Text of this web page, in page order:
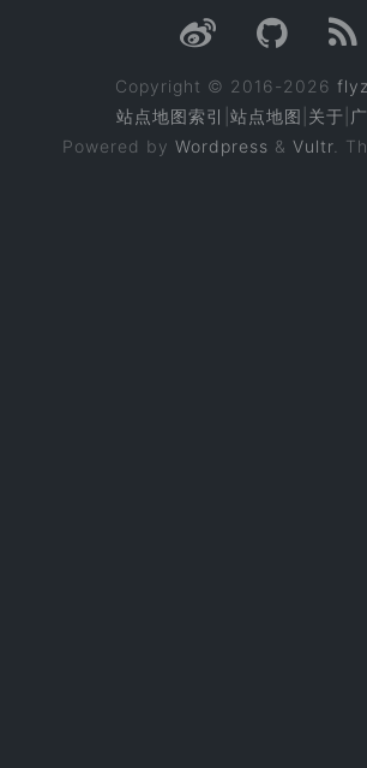
Copyright © 2016-2026
站点地图索引 站点地图 关于
Powered by Wordpress & Vultr .